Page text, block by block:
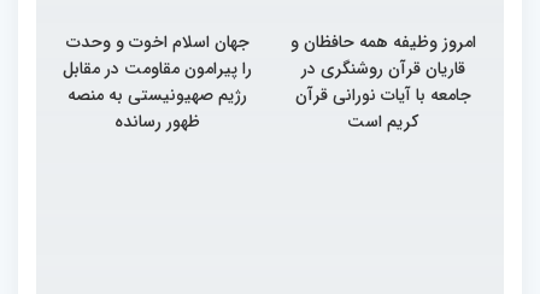
امروز وظیفه همه حافظان و
قاریان قرآن روشنگری در
جامعه با آیات نورانی قرآن
کریم است
جهان اسلام اخوت و وحدت
را پیرامون مقاومت در مقابل
رژیم صهیونیستی به منصه
ظهور رسانده